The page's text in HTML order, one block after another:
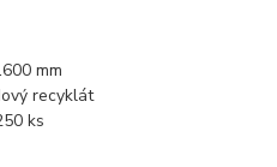
mm
recyklát
ks